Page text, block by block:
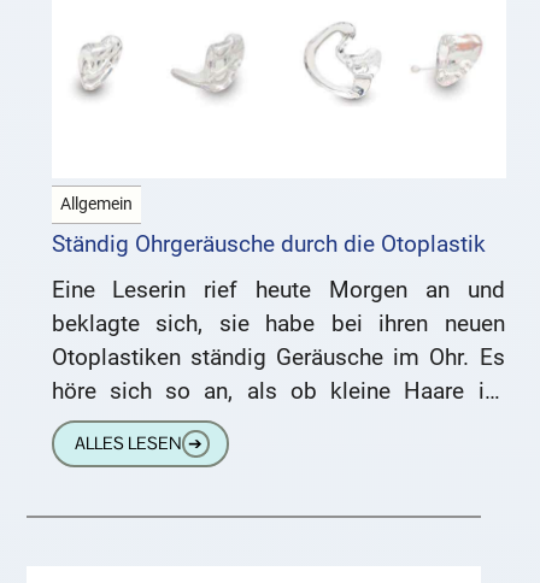
Allgemein
Ständig Ohrgeräusche durch die Otoplastik
Eine Leserin rief heute Morgen an und
beklagte sich, sie habe bei ihren neuen
Otoplastiken ständig Geräusche im Ohr. Es
höre sich so an, als ob kleine Haare im
Gehörgang
ALLES LESEN ➔